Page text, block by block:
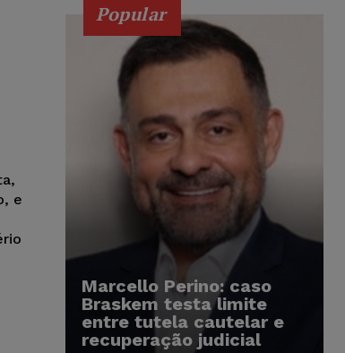
e
Popular
Marcello Perino: caso
Braskem testa limite
entre tutela cautelar e
recuperação judicial